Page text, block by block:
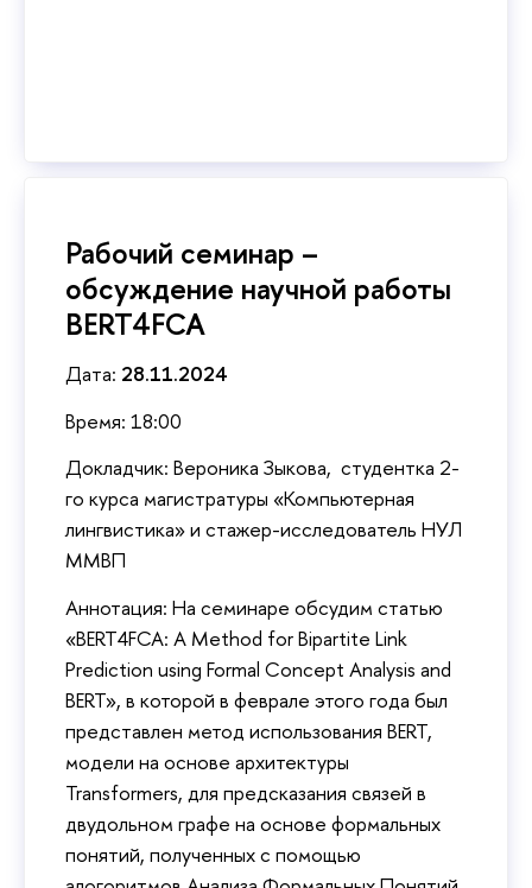
Рабочий семинар –
обсуждение научной работы
BERT4FCA
Дата: 28.11.2024
Время: 18:00
Докладчик: Вероника Зыкова, студентка 2-
го курса магистратуры «Компьютерная
лингвистика» и стажер-исследователь НУЛ
ММВП
Аннотация: На семинаре обсудим статью
«BERT4FCA: A Method for Bipartite Link
Prediction using Formal Concept Analysis and
BERT», в которой в феврале этого года был
представлен метод использования BERT,
модели на основе архитектуры
Transformers, для предсказания связей в
двудольном графе на основе формальных
понятий, полученных с помощью